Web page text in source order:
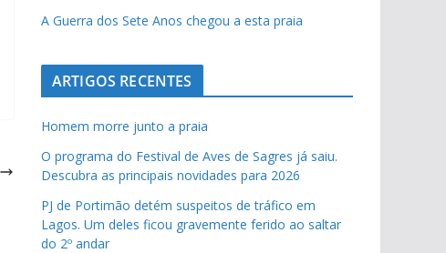
A Guerra dos Sete Anos chegou a esta praia
ARTIGOS RECENTES
Homem morre junto a praia
O programa do Festival de Aves de Sagres já saiu.
Descubra as principais novidades para 2026
PJ de Portimão detém suspeitos de tráfico em
Lagos. Um deles ficou gravemente ferido ao saltar
do 2º andar